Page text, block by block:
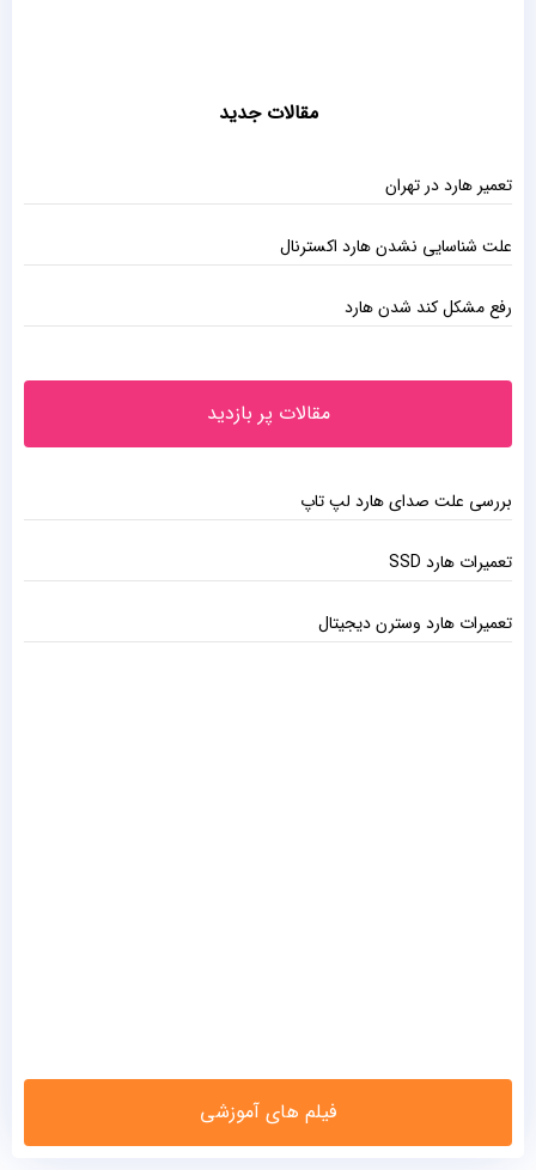
مقالات جدید
تعمیر هارد در تهران
علت شناسایی نشدن هارد اکسترنال
رفع مشکل کند شدن هارد
مقالات پر بازدید
بررسی علت صدای هارد لپ تاپ
تعمیرات هارد SSD
تعمیرات هارد وسترن دیجیتال
فیلم های آموزشی